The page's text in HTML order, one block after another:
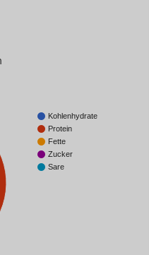
Kohlenhydrate
Protein
Fette
Zucker
Sare